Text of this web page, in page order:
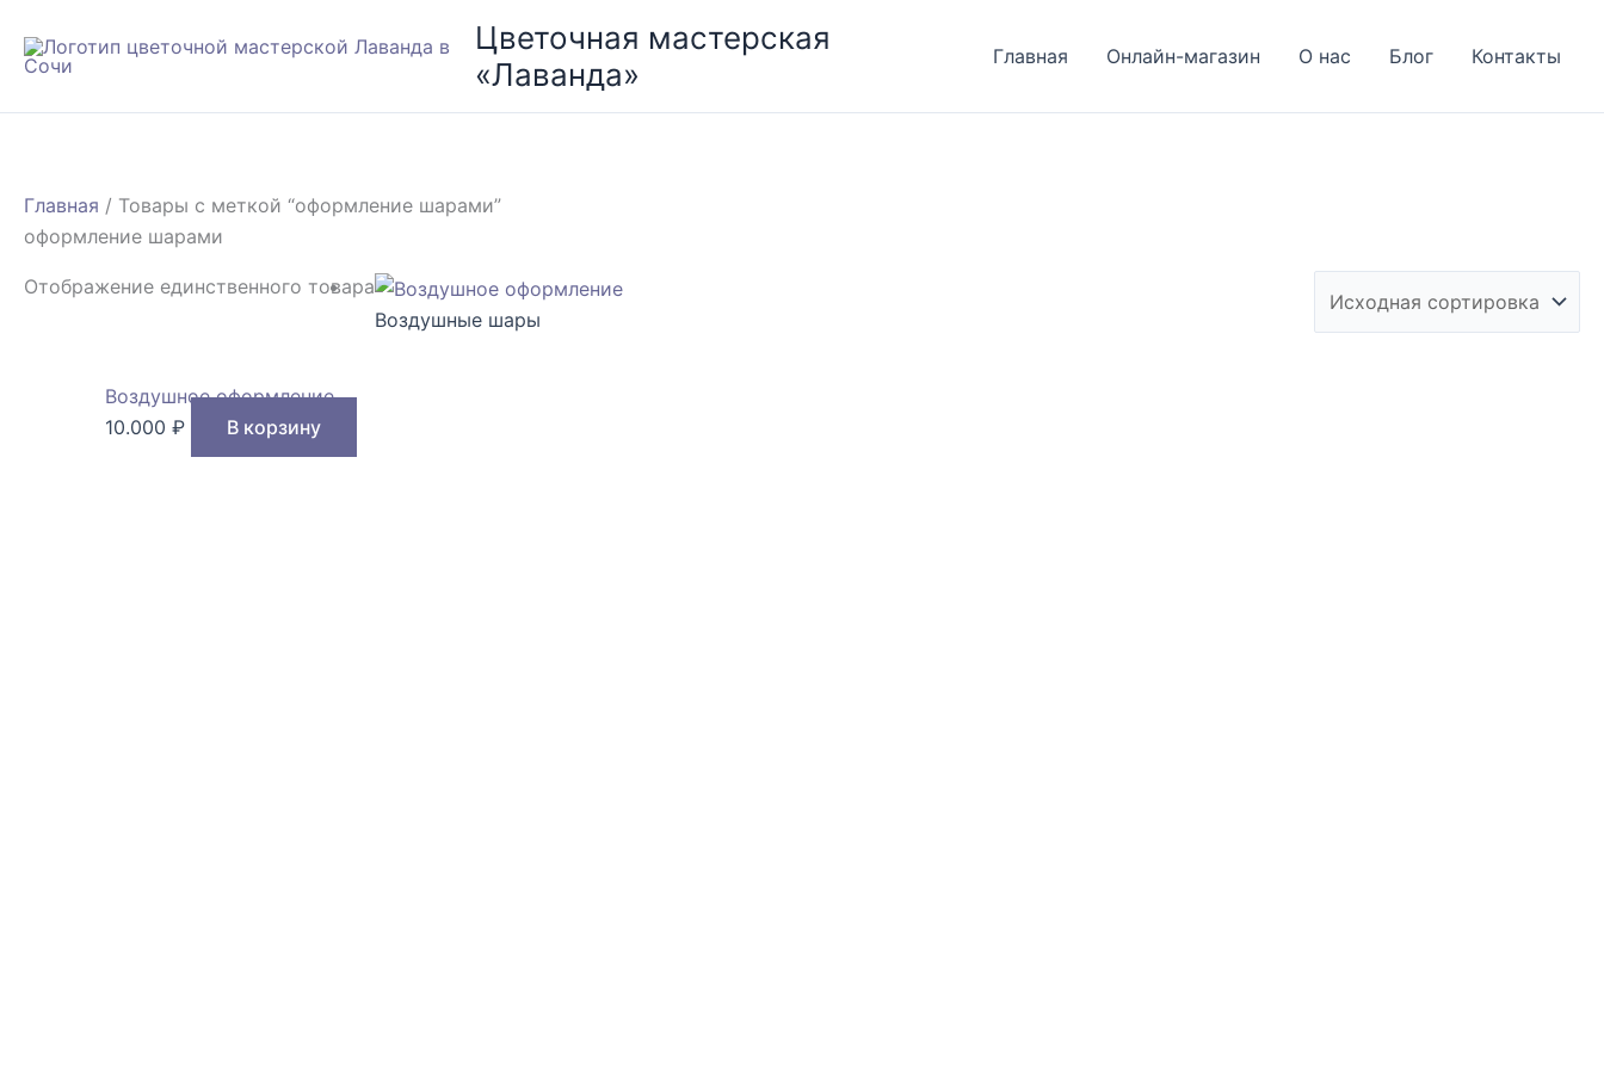
содержимому
Цветочная мастерская
«Лаванда»
Главная Онлайн-магазин О нас Блог Контакты
Главная / Товары с меткой “оформление шарами”
оформление шарами
Отображение единственного товара
Воздушные шары
Воздушное оформление
10.000 ₽ В корзину